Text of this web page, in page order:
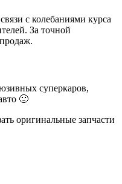
с колебаниями курса
За точной
суперкаров,
🙂
оригинальные запчасти